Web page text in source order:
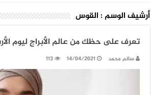
أرشيف الوسم : القوس
تعرف على حظك من عالم الأبراج ليوم الأربعاء
سالم محمد 14/04/2021
113